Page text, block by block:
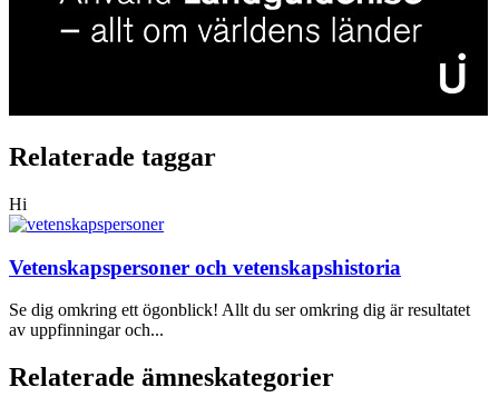
Relaterade taggar
Hi
Vetenskapspersoner och vetenskapshistoria
Se dig omkring ett ögonblick! Allt du ser omkring dig är resultatet
av uppfinningar och...
Relaterade ämneskategorier